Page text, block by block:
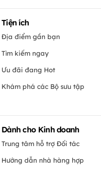
Tiện ích
Địa điểm gần bạn
Tìm kiếm ngay
Ưu đãi đang Hot
Khám phá các Bộ sưu tập
Dành cho Kinh doanh
Trung tâm hỗ trợ Đối tác
Hướng dẫn nhà hàng hợp